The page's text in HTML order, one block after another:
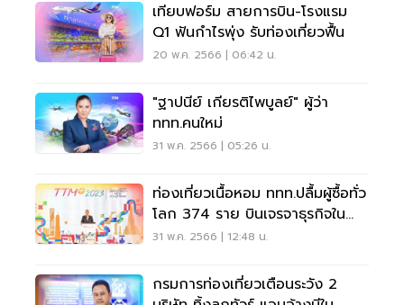
เทียบฟอร์ม สายการบิน-โรงแรม
Q1 ฟันกำไรพุ่ง รับท่องเที่ยวฟื้น
20 พ.ค. 2566 | 06:42 น.
"ฐาปนีย์ เกียรติไพบูลย์" ผู้ว่า
ททท.คนใหม่
31 พ.ค. 2566 | 05:26 น.
ท่องเที่ยวเนื้อหอม ททท.ปลื้มผู้ซื้อทั่ว
โลก 374 ราย บินเจรจาธุรกิจใน
ไทย
31 พ.ค. 2566 | 12:48 น.
กรมการท่องเที่ยวเตือนระวัง 2